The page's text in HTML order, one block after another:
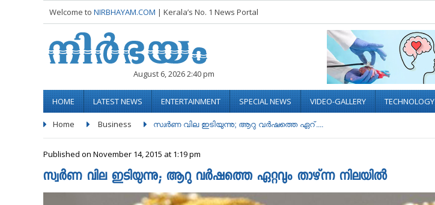
Welcome to NIRBHAYAM.COM | Kerala’s No. 1 News Portal
August 6, 2026 2:40 pm
HOME LATEST NEWS ENTERTAINMENT SPECIAL NEWS VIDEO-GALLERY TECHNOLOGY
Home Business സ്വര്‍ണ വില ഇടിയുന്നു; ആറു വര്‍ഷത്തെ ഏറ്....
Published on November 14, 2015 at 1:19 pm
സ്വര്‍ണ വില ഇടിയുന്നു; ആറു വര്‍ഷത്തെ ഏറ്റവും താഴ്ന്ന നിലയില്‍